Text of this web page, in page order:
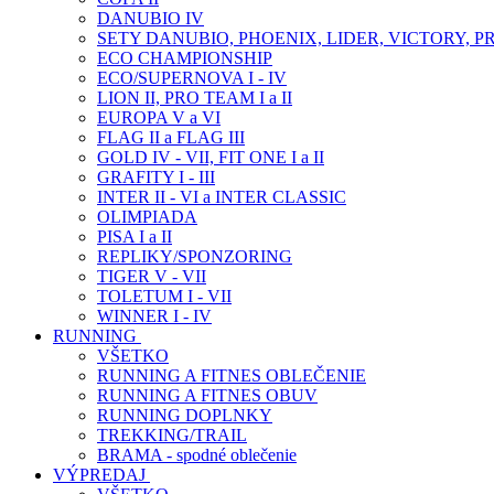
DANUBIO IV
SETY DANUBIO, PHOENIX, LIDER, VICTORY,
ECO CHAMPIONSHIP
ECO/SUPERNOVA I - IV
LION II, PRO TEAM I a II
EUROPA V a VI
FLAG II a FLAG III
GOLD IV - VII, FIT ONE I a II
GRAFITY I - III
INTER II - VI a INTER CLASSIC
OLIMPIADA
PISA I a II
REPLIKY/SPONZORING
TIGER V - VII
TOLETUM I - VII
WINNER I - IV
RUNNING
VŠETKO
RUNNING A FITNES OBLEČENIE
RUNNING A FITNES OBUV
RUNNING DOPLNKY
TREKKING/TRAIL
BRAMA - spodné oblečenie
VÝPREDAJ